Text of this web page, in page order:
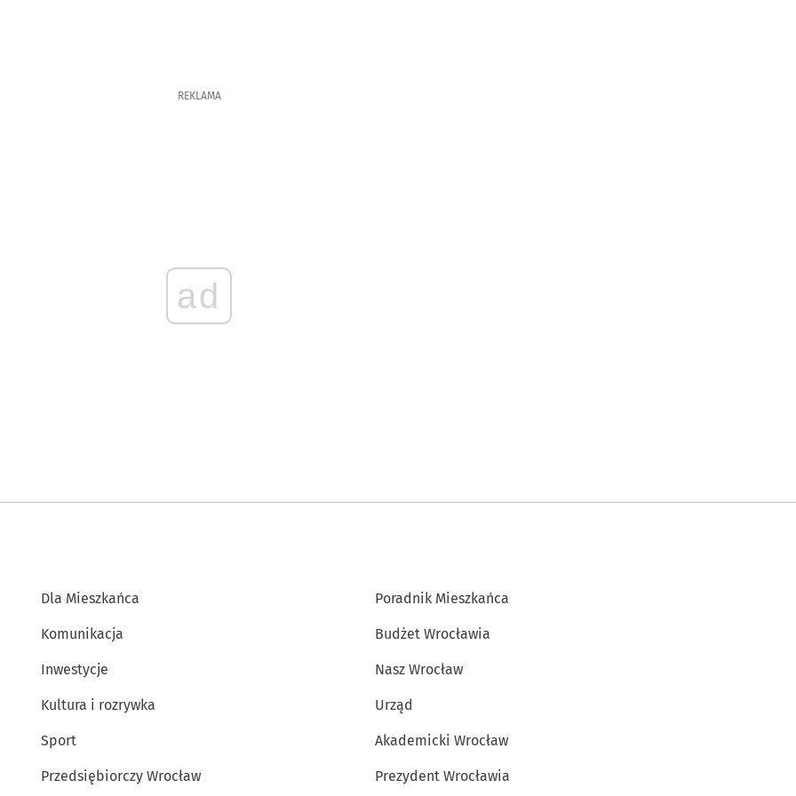
REKLAMA
ad
Dla Mieszkańca
Komunikacja
Inwestycje
Kultura i rozrywka
Sport
Przedsiębiorczy Wrocław
Poradnik Mieszkańca
Budżet Wrocławia
Nasz Wrocław
Urząd
Akademicki Wrocław
Prezydent Wrocławia